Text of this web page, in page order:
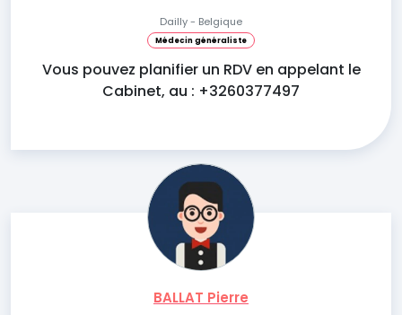
Dailly - Belgique
Médecin généraliste
Vous pouvez planifier un RDV en appelant le
Cabinet, au : +3260377497
BALLAT Pierre